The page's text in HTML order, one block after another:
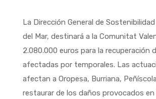
La Dirección General de
del Mar, destinará a la Comunitat
2.080.000 euros para la recuperación
afectadas por temporales. Las
afectan a Oropesa, Burriana,
restaurar de los daños provocados en